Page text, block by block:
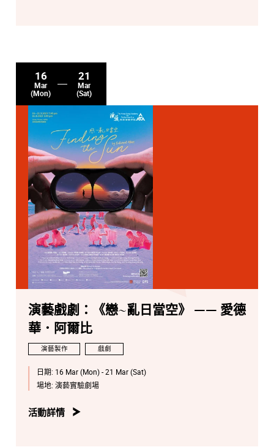
16
Mar
(Mon)
21
Mar
(Sat)
演藝戲劇：《戀~亂日當空》 —— 愛德
華．阿爾比
演藝製作 戲劇
日期: 16 Mar (Mon) - 21 Mar (Sat)
場地: 演藝實驗劇場
活動詳情